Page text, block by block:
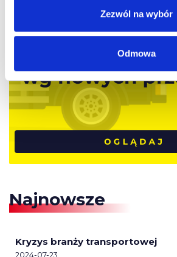
Zezwól na wybór
Odmowa
Najnowsze
Kryzys branży transportowej
2024-07-23